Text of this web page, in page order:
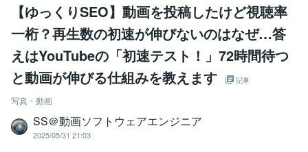
【ゆっくりSEO】動画を投稿したけど視聴率
一桁？再生数の初速が伸びないのはなぜ…答
えはYouTubeの「初速テスト！」72時間待つ
と動画が伸びる仕組みを教えます
記事
写真・動画
SS＠動画ソフトウェアエンジニア
2025/05/31 21:03